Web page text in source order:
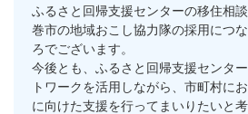
ふるさと回帰支援センターの移住相
巻市の地域おこし協力隊の採用につ
ろでございます。
今後とも、ふるさと回帰支援センタ
トワークを活用しながら、市町村に
に向けた支援を行ってまいりたいと考